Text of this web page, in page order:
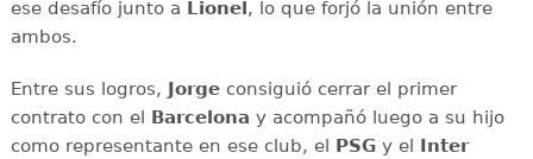
ese desafío junto a Lionel , lo que forjó la unión entre
ambos.
Entre sus logros, Jorgeconsiguió cerrar el primer
contrato con el
Barcelona y acompañó luego a su hijo
como representante en ese club, el
PSGy el
Inter